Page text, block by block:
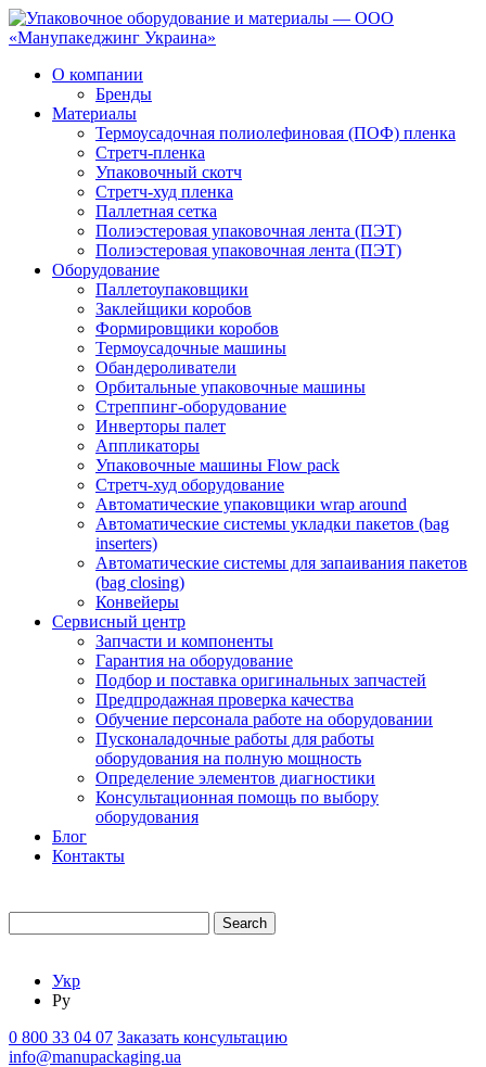
О компании
Бренды
Материалы
Термоусадочная полиолефиновая (ПОФ) пленка
Стретч-пленка
Упаковочный скотч
Стретч-худ пленка
Паллетная сетка
Полиэстеровая упаковочная лента (ПЭТ)
Полиэстеровая упаковочная лента (ПЭТ)
Оборудование
Паллетоупаковщики
Заклейщики коробов
Формировщики коробов
Термоусадочные машины
Обандероливатели
Орбитальные упаковочные машины
Стреппинг-оборудование
Инверторы палет
Аппликаторы
Упаковочные машины Flow pack
Стретч-худ оборудование
Автоматические упаковщики wrap around
Автоматические системы укладки пакетов (bag
inserters)
Автоматические системы для запаивания пакетов
(bag closing)
Конвейеры
Сервисный центр
Запчасти и компоненты
Гарантия на оборудование
Подбор и поставка оригинальных запчастей
Предпродажная проверка качества
Обучение персонала работе на оборудовании
Пусконаладочные работы для работы
оборудования на полную мощность
Определение элементов диагностики
Консультационная помощь по выбору
оборудования
Блог
Контакты
Search
Укр
Ру
0 800 33 04 07 Заказать консультацию
info@manupackaging.ua